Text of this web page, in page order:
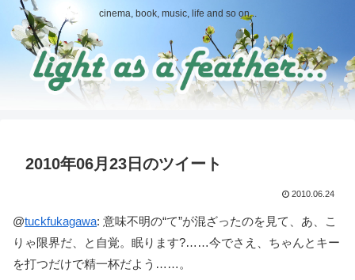
cinema, book, music, life and so on...
2010年06月23日のツイート
2010.06.24
@tuckfukagawa: 意味不明の“て”が混ざったのを見て、あ、こ
りゃ限界だ、と自覚。眠ります?……今でさえ、ちゃんとキー
を打つだけで精一杯だよう……。